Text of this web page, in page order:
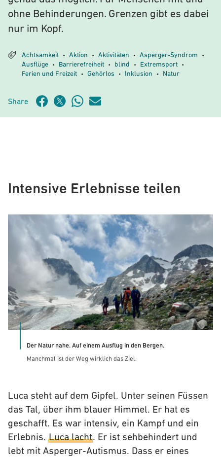
ohne Behinderungen. Grenzen gibt es dabei
nur im Kopf.
Achtsamkeit • Aktion • Aktivitäten • Asperger-Syndrom •
Ausflüge • Barrierefreiheit • blind • Extremsport •
Ferien und Freizeit • Gehörlos • Inklusion • Natur
Share
Intensive Erlebnisse teilen
Der Natur nahe. Auf einem Ausflug in den Bergen.
Manchmal ist der Weg wirklich das Ziel.
Luca steht auf dem Gipfel. Unter seinen Füssen
das Tal, über ihm blauer Himmel. Er hat es
geschafft. Es war intensiv, ein Kampf und ein
Erlebnis. Luca lacht. Er ist sehbehindert und
lebt mit Asperger-Autismus. Dass er eines